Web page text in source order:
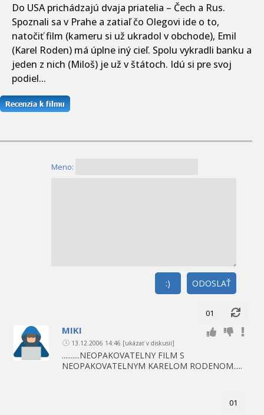
Do USA prichádzajú dvaja priatelia – Čech a Rus.
Spoznali sa v Prahe a zatiaľ čo Olegovi ide o to,
natočiť film (kameru si už ukradol v obchode), Emil
(Karel Roden) má úplne iný cieľ. Spolu vykradli banku a
jeden z nich (Miloš) je už v štátoch. Idú si pre svoj
podiel...
Meno:
ODOSLAŤ
:)
01
MIKI
13.12.2006 14:46 [ukázať v diskusii]
..........NEOPAKOVATELNY FILM S
NEOPAKOVATELNYM KARELOM RODENOM.....
01